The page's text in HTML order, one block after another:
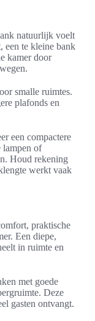
natuurlijk voelt
een te kleine bank
kamer door
smalle ruimtes.
plafonds en
een compactere
lampen of
Houd rekening
werkt vaak
praktische
Een diepe,
in ruimte en
met goede
Deze
gasten ontvangt.